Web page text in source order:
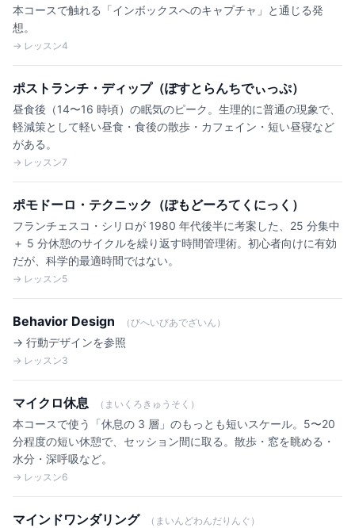
本コースで触れる「インボックスへのキャプチャ」と通じる発
想。
→ レッスン4
ポストランチ・ディップ（ぽすとらんちでぃっぷ）
昼食後（14〜16 時頃）の眠気のピーク。生理的に普通の現象で、
軽減策として軽い昼食・食後の散歩・カフェイン・短い昼寝など
がある。
→ レッスン7
ポモドーロ・テクニック（ぽもどーろてくにっく）
フランチェスコ・シリロが 1980 年代後半に考案した、25 分集中
＋ 5 分休憩のサイクルを繰り返す時間管理術。初心者向けに有効
だが、科学的最適時間ではない。
→ レッスン5
Behavior Design （びへいびあでざいん）
→ 行動デザインを参照
→ レッスン3
マイクロ休息 （まいくろきゅうそく）
本コースで使う「休息の 3 層」のもっとも短いスケール。5〜20
分程度の短い休憩で、セッション間に取る。散歩・窓を眺める・
水分・深呼吸など。
→ レッスン6
マインドワンダリング （まいんどわんだりんぐ）